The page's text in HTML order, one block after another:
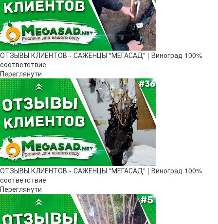
ОТЗЫВЫ КЛИЕНТОВ - САЖЕНЦЫ "МЕГАСАД" | Виноград 100%
соответствие
Переглянути
ОТЗЫВЫ КЛИЕНТОВ - САЖЕНЦЫ "МЕГАСАД" | Виноград 100%
соответствие
Переглянути